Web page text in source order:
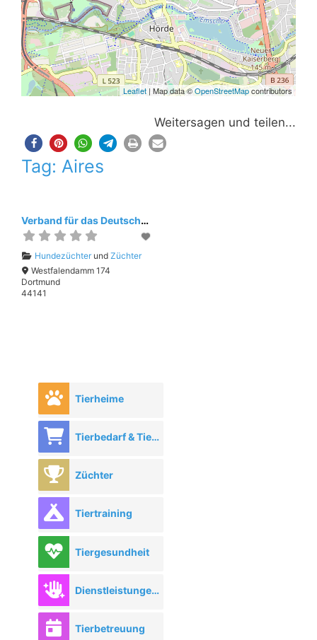
Leaflet | Map data ©OpenStreetMapcontributors
Weitersagen und teilen...
Tag: Aires
Verband für das Deutsche Hundewesen (VDH)
Hundezüchterund Züchter
Westfalendamm 174
Dortmund
44141
Tierheime
Tierbedarf & Tierhandel
Züchter
Tiertraining
Tiergesundheit
Dienstleistungen rund ums Tier
Tierbetreuung